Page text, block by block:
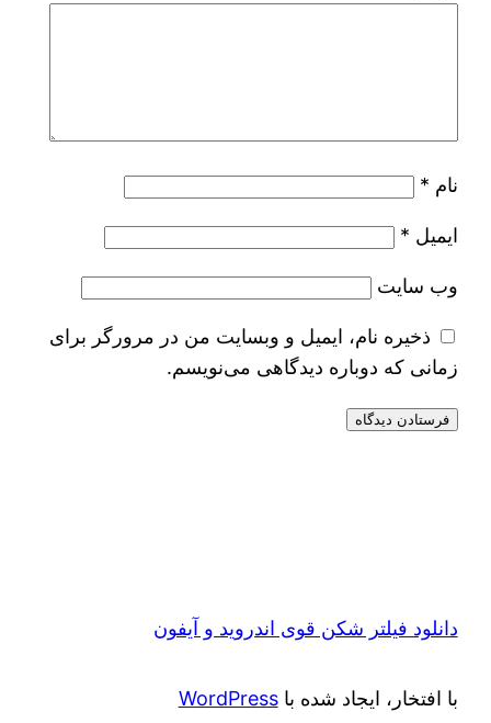
نام *
ایمیل *
وب‌ سایت
ذخیره نام، ایمیل و وبسایت من در مرورگر برای
زمانی که دوباره دیدگاهی می‌نویسم.
دانلود فیلتر شکن قوی اندروید و آیفون
با افتخار، ایجاد شده باWordPress